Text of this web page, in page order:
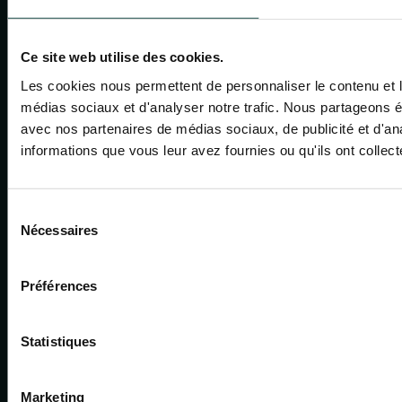
Ce site web utilise des cookies.
Les cookies nous permettent de personnaliser le contenu
médias sociaux et d'analyser notre trafic. Nous partageons
avec nos partenaires de médias sociaux, de publicité et
informations que vous leur avez fournies ou qu'ils ont
Nécessaires
Préférences
Statistiques
Marketing
Accompagnement
Nos expertises
IoT et systèmes embarqués
Architecture et DevOps
Pilotage agile & gestion de projets
Carrière
La culture ELEPHANT